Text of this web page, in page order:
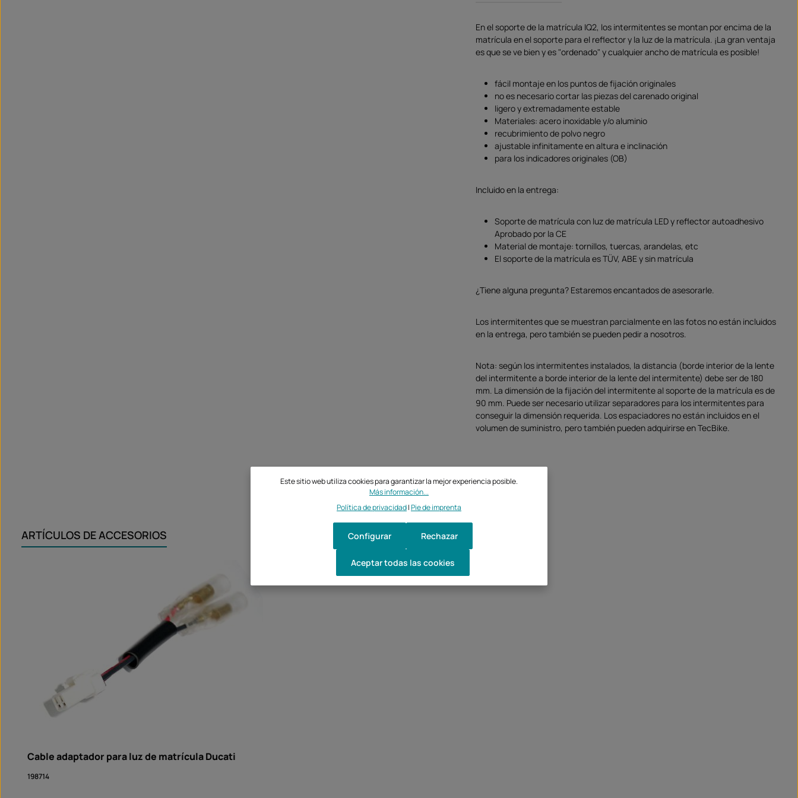
En el soporte de la matrícula IQ2, los intermitentes se montan por encima de la
matrícula en el soporte para el reflector y la luz de la matrícula. ¡La gran ventaja
es que se ve bien y es "ordenado" y cualquier ancho de matrícula es posible!
fácil montaje en los puntos de fijación originales
no es necesario cortar las piezas del carenado original
ligero y extremadamente estable
Materiales: acero inoxidable y/o aluminio
recubrimiento de polvo negro
ajustable infinitamente en altura e inclinación
para los indicadores originales (OB)
Incluido en la entrega:
Soporte de matrícula con luz de matrícula LED y reflector autoadhesivo
Aprobado por la CE
Material de montaje: tornillos, tuercas, arandelas, etc
El soporte de la matrícula es TÜV, ABE y sin matrícula
¿Tiene alguna pregunta? Estaremos encantados de asesorarle.
Los intermitentes que se muestran parcialmente en las fotos no están incluidos
en la entrega, pero también se pueden pedir a nosotros.
Nota: según los intermitentes instalados, la distancia (borde interior de la lente
del intermitente a borde interior de la lente del intermitente) debe ser de 180
mm. La dimensión de la fijación del intermitente al soporte de la matrícula es de
90 mm. Puede ser necesario utilizar separadores para los intermitentes para
conseguir la dimensión requerida. Los espaciadores no están incluidos en el
volumen de suministro, pero también pueden adquirirse en TecBike.
ARTÍCULOS DE ACCESORIOS
Cable adaptador para luz de matrícula Ducati
198714
Este sitio web utiliza cookies para garantizar la mejor experiencia posible.
Más información...
Política de privacidad|Pie de imprenta
Rechazar
Configurar
Aceptar todas las cookies